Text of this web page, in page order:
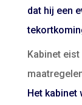
dat hij een
Kabinet
Het kabinet